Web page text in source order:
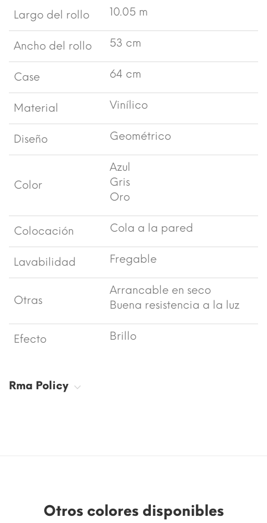
Largo del rollo 10.05 m
Ancho del rollo 53 cm
Case 64 cm
Material Vinílico
Diseño Geométrico
Color
Azul
Gris
Oro
Colocación Cola a la pared
Lavabilidad Fregable
Otras
Arrancable en seco
Buena resistencia a la luz
Efecto Brillo
Rma Policy
Otros colores disponibles